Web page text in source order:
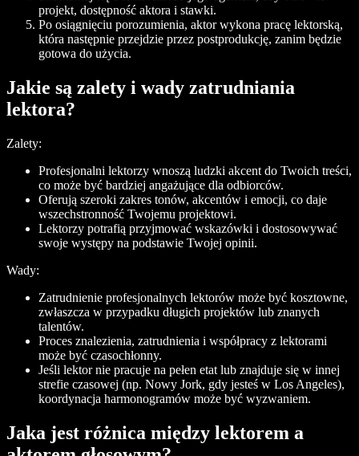
projekt, dostępność aktora i stawki.
Po osiągnięciu porozumienia, aktor wykona pracę lektorską,
która następnie przejdzie przez postprodukcję, zanim będzie
gotowa do użycia.
Jakie są zalety i wady zatrudniania
lektora?
Zalety:
Profesjonalni lektorzy wnoszą ludzki akcent do Twoich treści,
co może być bardziej angażujące dla odbiorców.
Oferują szeroki zakres tonów, akcentów i emocji, co daje
wszechstronność Twojemu projektowi.
Lektorzy potrafią przyjmować wskazówki i dostosowywać
swoje występy na podstawie Twojej opinii.
Wady:
Zatrudnienie profesjonalnych lektorów może być kosztowne,
zwłaszcza w przypadku długich projektów lub znanych
talentów.
Proces znalezienia, zatrudnienia i współpracy z lektorami
może być czasochłonny.
Jeśli lektor nie pracuje na pełen etat lub znajduje się w innej
strefie czasowej (np. Nowy Jork, gdy jesteś w Los Angeles),
koordynacja harmonogramów może być wyzwaniem.
Jaka jest różnica między lektorem a